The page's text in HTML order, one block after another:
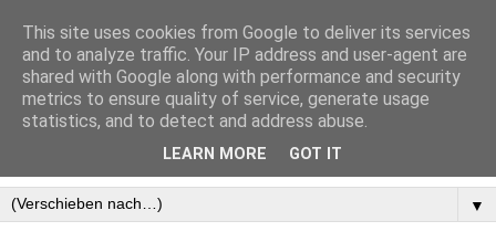
▼
This site uses cookies from Google to deliver its services
and to analyze traffic. Your IP address and user-agent are
shared with Google along with performance and security
metrics to ensure quality of service, generate usage
statistics, and to detect and address abuse.
LEARN MORE GOT IT